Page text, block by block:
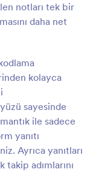
notları tek bir
daha net
kolayca
sayesinde
ile sadece
yanıtı
Ayrıca yanıtları
adımlarını